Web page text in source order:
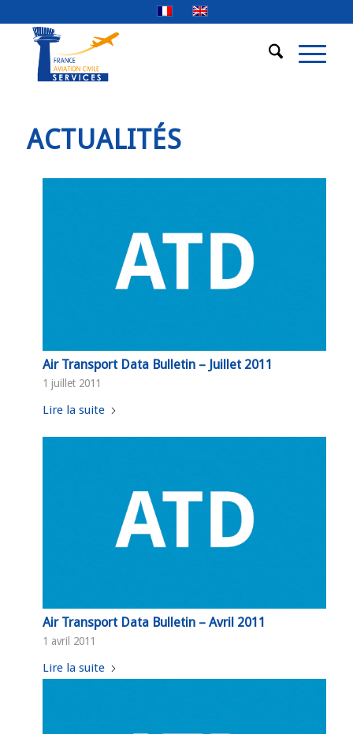
ACTUALITÉS
Air Transport Data Bulletin – Juillet 2011
1 juillet 2011
Lire la suite
Air Transport Data Bulletin – Avril 2011
1 avril 2011
Lire la suite